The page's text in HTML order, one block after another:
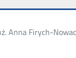
Anna Firych-